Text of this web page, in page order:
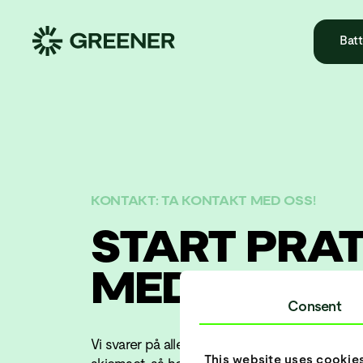
Consent
This website uses
KONTAKT: TA KONTAKT MED OSS!
START
MED
Vi svarer på alle spørsmål du måtte ha. Fyll ut